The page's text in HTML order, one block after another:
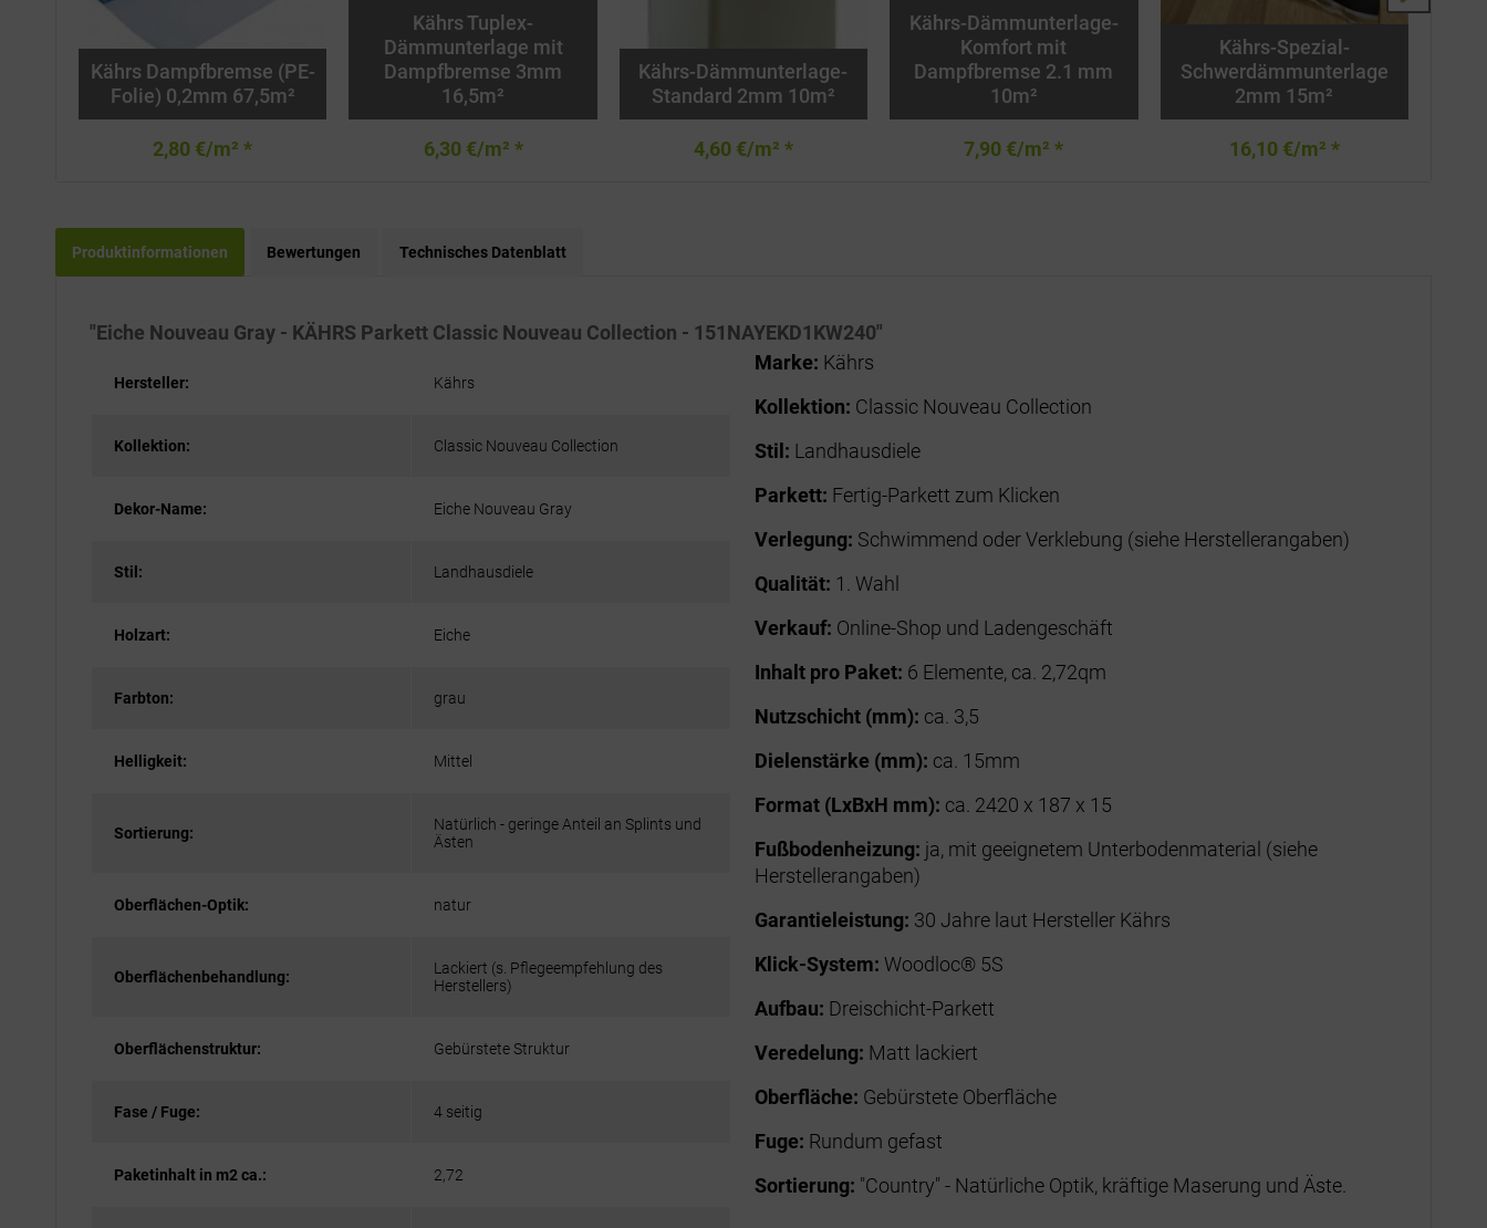
Kährs Dampfbremse (PE-
Folie) 0,2mm 67,5m²
2,80 €/m² *
Kährs Tuplex-
Dämmunterlage mit
Dampfbremse 3mm
16,5m²
6,30 €/m² *
Kährs-Dämmunterlage-
Standard 2mm 10m²
4,60 €/m² *
Kährs-Dämmunterlage-
Komfort mit
Dampfbremse 2.1 mm
10m²
7,90 €/m² *
Kährs-Spezial-
Schwerdämmunterlage
2mm 15m²
16,10 €/m² *
Produktinformationen Bewertungen Technisches Datenblatt
"Eiche Nouveau Gray - KÄHRS Parkett Classic Nouveau Collection - 151NAYEKD1KW240"
Marke: Kährs
Kollektion: Classic Nouveau Collection
Stil: Landhausdiele
Parkett: Fertig-Parkett zum Klicken
Verlegung: Schwimmend oder Verklebung (siehe Herstellerangaben)
Qualität: 1. Wahl
Verkauf: Online-Shop und Ladengeschäft
Inhalt pro Paket: 6 Elemente, ca. 2,72qm
Nutzschicht (mm): ca. 3,5
Dielenstärke (mm): ca. 15mm
Format (LxBxH mm): ca. 2420 x 187 x 15
Fußbodenheizung: ja, mit geeignetem Unterbodenmaterial (siehe
Herstellerangaben)
Garantieleistung: 30 Jahre laut Hersteller Kährs
Klick-System: Woodloc® 5S
Aufbau: Dreischicht-Parkett
Veredelung: Matt lackiert
Oberfläche: Gebürstete Oberfläche
Fuge: Rundum gefast
Sortierung: "Country" - Natürliche Optik, kräftige Maserung und Äste.
Hersteller: Kährs
Kollektion: Classic Nouveau Collection
Dekor-Name: Eiche Nouveau Gray
Stil: Landhausdiele
Holzart: Eiche
Farbton: grau
Helligkeit: Mittel
Sortierung:
Natürlich - geringe Anteil an Splints und
Ästen
Oberflächen-Optik: natur
Oberflächenbehandlung:
Lackiert (s. Pflegeempfehlung des
Herstellers)
Oberflächenstruktur: Gebürstete Struktur
Fase / Fuge: 4 seitig
Paketinhalt in m2 ca.: 2,72